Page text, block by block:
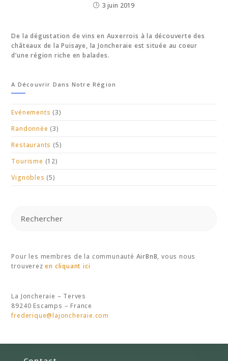
3 juin 2019
De la dégustation de vins en Auxerrois à la découverte des
châteaux de la Puisaye, la Joncheraie est située au coeur
d’une région riche en balades.
A Découvrir Dans Notre Région
Evénements (3)
Randonnée (3)
Restaurants (5)
Tourisme (12)
Vignobles (5)
Pour les membres de la communauté AirBnB, vous nous
trouverezen cliquant ici
La Joncheraie – Terves
89240 Escamps – France
frederique@lajoncheraie.com